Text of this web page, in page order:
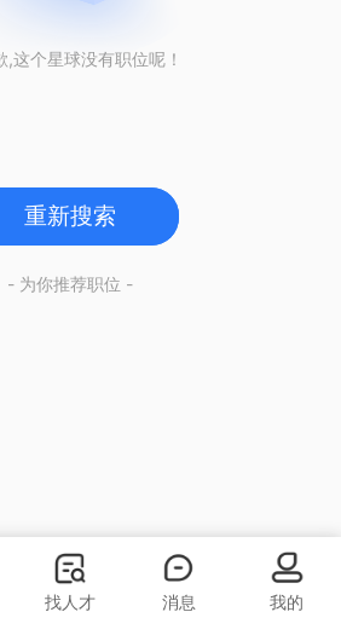
,这个星球没有职位呢！
重新搜索
- 为你推荐职位 -
找人才 消息 我的